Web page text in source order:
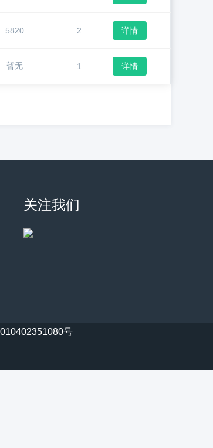
5820 2 详情
暂无 1 详情
关注我们
号